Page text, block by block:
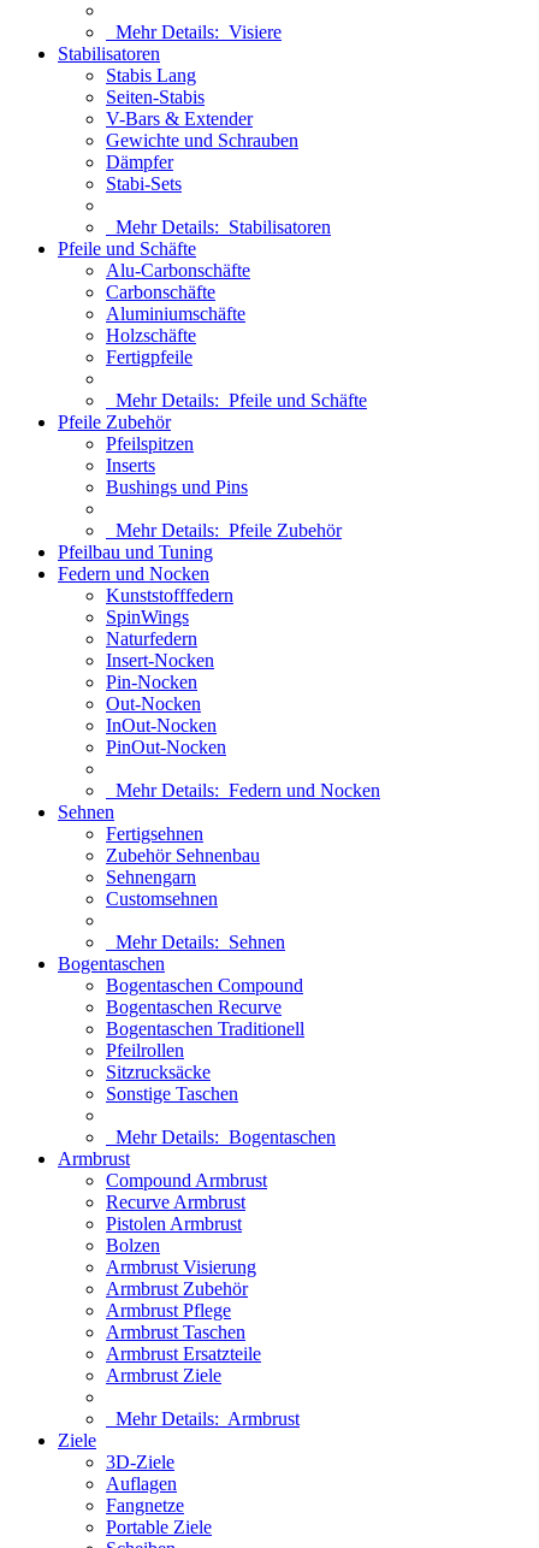
Mehr Details: Visiere
Stabilisatoren
Stabis Lang
Seiten-Stabis
V-Bars & Extender
Gewichte und Schrauben
Dämpfer
Stabi-Sets
Mehr Details: Stabilisatoren
Pfeile und Schäfte
Alu-Carbonschäfte
Carbonschäfte
Aluminiumschäfte
Holzschäfte
Fertigpfeile
Mehr Details: Pfeile und Schäfte
Pfeile Zubehör
Pfeilspitzen
Inserts
Bushings und Pins
Mehr Details: Pfeile Zubehör
Pfeilbau und Tuning
Federn und Nocken
Kunststofffedern
SpinWings
Naturfedern
Insert-Nocken
Pin-Nocken
Out-Nocken
InOut-Nocken
PinOut-Nocken
Mehr Details: Federn und Nocken
Sehnen
Fertigsehnen
Zubehör Sehnenbau
Sehnengarn
Customsehnen
Mehr Details: Sehnen
Bogentaschen
Bogentaschen Compound
Bogentaschen Recurve
Bogentaschen Traditionell
Pfeilrollen
Sitzrucksäcke
Sonstige Taschen
Mehr Details: Bogentaschen
Armbrust
Compound Armbrust
Recurve Armbrust
Pistolen Armbrust
Bolzen
Armbrust Visierung
Armbrust Zubehör
Armbrust Pflege
Armbrust Taschen
Armbrust Ersatzteile
Armbrust Ziele
Mehr Details: Armbrust
Ziele
3D-Ziele
Auflagen
Fangnetze
Portable Ziele